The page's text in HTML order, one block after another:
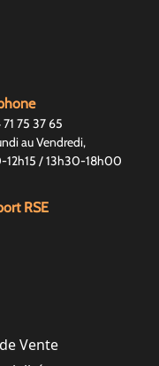
75 37 65
au Vendredi,
12h15 / 13h30-18h00
RSE
Vente